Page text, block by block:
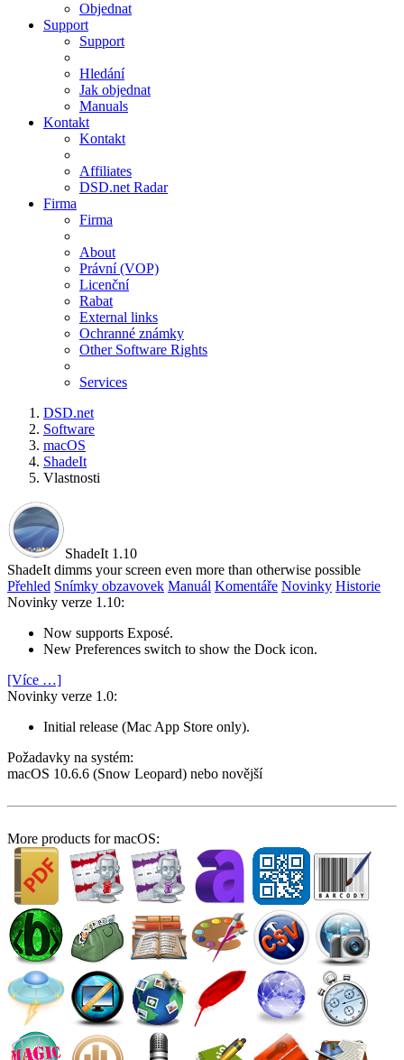
Objednat
Support
Support
Hledání
Jak objednat
Manuals
Kontakt
Kontakt
Affiliates
DSD.net Radar
Firma
Firma
About
Právní (VOP)
Licenční
Rabat
External links
Ochranné známky
Other Software Rights
Services
DSD.net
Software
macOS
ShadeIt
Vlastnosti
ShadeIt 1.10
ShadeIt dimms your screen even more than otherwise possible
Přehled Snímky obzavovek Manuál Komentáře Novinky Historie
Novinky verze 1.10:
Now supports Exposé.
New Preferences switch to show the Dock icon.
[Více …]
Novinky verze 1.0:
Initial release (Mac App Store only).
Požadavky na systém:
macOS 10.6.6 (Snow Leopard) nebo novější
More products for macOS: